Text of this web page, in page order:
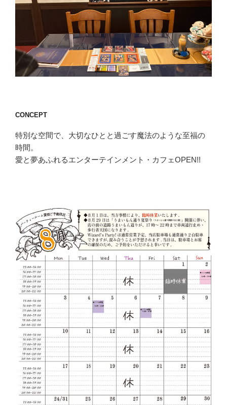
CONCEPT
特別な空間で、大切なひとと過ごす魔法のような至福の
時間。
愛と夢あふれるエンターテインメント・カフェOPEN!!